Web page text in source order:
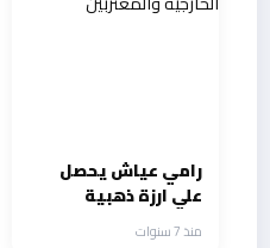
رامي عياش يحصل
علي ارزة ذهبية
وتكريم من وزارةمنذ 7 سنوات